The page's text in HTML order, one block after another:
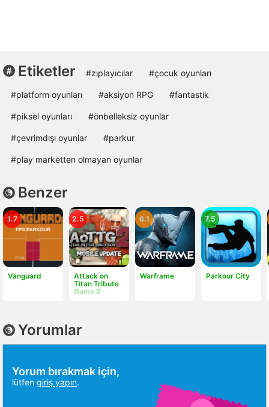
Etiketler #zıplayıcılar #çocuk oyunları
#platform oyunları #aksiyon RPG #fantastik
#piksel oyunları #önbelleksiz oyunlar
#çevrimdışı oyunlar #parkur
#play marketten olmayan oyunlar
Benzer
Vanguard
1.7
Attack on
Titan Tribute
Game 2
2.5
Warframe
6.1
Parkour City
7.5
Yorumlar
Yorum bırakmak için,
lütfen giriş yapın.